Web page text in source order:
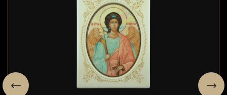
имеет большую силу, поскольку этот святой всегда слышит
молящегося и никогда не оставляет просьбы без внимания.
У образа Ангела молятся утром и вечером, а также перед
выходом из дома. Такая молитва позволяет настроиться на
нужный лад и установить тесный контакт с миром
возвышенным. Икону обычно помещают в углу комнаты
лицевой частью к востоку.
Нельзя забывать, что Наставник не только помогает, но и